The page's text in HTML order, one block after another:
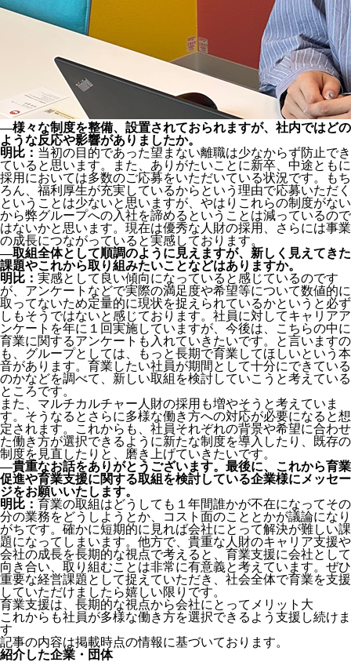
―様々な制度を整備、設置されておられますが、社内ではどの
ような反応や影響がありましたか。
明比： 当初の目的であった望まない離職は少なからず防止でき
ていると思います。また、ありがたいことに新卒、中途ともに
採用においては多数のご応募をいただいている状況です。もち
ろん、福利厚生が充実しているからという理由で応募いただく
ということは少ないと思いますが、やはりこれらの制度がない
から弊グループへの入社を諦めるということは減っているので
はないかと思います。現在は優秀な人財の採用、さらには事業
の成長につながっていると実感しております。
―取組全体として順調のように見えますが、新しく見えてきた
課題やこれから取り組みたいことなどはありますか。
明比： 実感として良い傾向になっていると感じているのです
が、アンケートなどで実際の満足度や希望等について数値的に
取ってないため定量的に現状を捉えられているかというと必ず
しもそうではないと感じております。社員に対してキャリアア
ンケートを年に１回実施していますが、今後は、こちらの中に
育業に関するアンケートも入れていきたいです。と言いますの
も、グループとしては、もっと長期で育業してほしいという本
音があります。育業したい社員が期間として十分にできている
のかなどを調べて、新しい取組を検討していこうと考えている
ところです。
また、マルチカルチャー人財の採用も増やそうと考えていま
す。そうなるとさらに多様な働き方への対応が必要になると想
定されます。これからも、社員それぞれの背景や希望に合わせ
た働き方が選択できるように新たな制度を導入したり、既存の
制度を見直したりと、磨き上げていきたいです。
―貴重なお話をありがとうございます。最後に、これから育業
促進や育業支援に関する取組を検討している企業様にメッセー
ジをお願いいたします。
明比： 育業の取組はどうしても１年間誰かが不在になってその
分の業務をどうしようとか、コスト面のこととかが議論になり
がちです。確かに短期的に見れば会社にとって解決が難しい課
題になってしまいます。他方で、貴重な人財のキャリア支援や
会社の成長を長期的な視点で考えると、育業支援に会社として
向き合い、取り組むことは非常に有意義と考えています。ぜひ
重要な経営課題として捉えていただき、社会全体で育業を支援
していただけましたら嬉しい限りです。
育業支援は、長期的な視点から会社にとってメリット大
これからも社員が多様な働き方を選択できるよう支援し続けま
す
記事の内容は掲載時点の情報に基づいております。
紹介した企業・団体